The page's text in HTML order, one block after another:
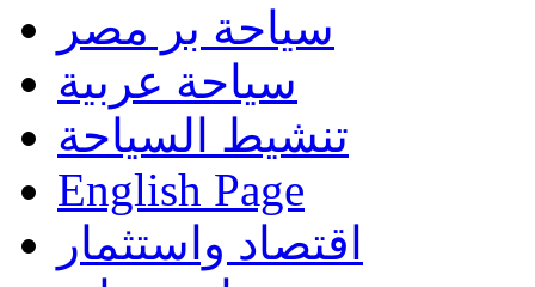
سياحة بر مصر
سياحة عربية
تنشيط السياحة
English Page
اقتصاد واستثمار